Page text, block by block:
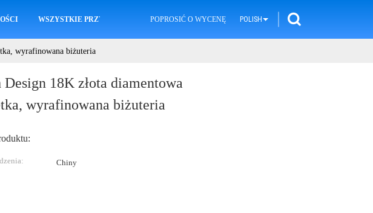
WSZYSTKIE PRZYPADKI POPROSIĆ O WYCENĘ POLISH
wyrafinowana biżuteria
Design 18K złota diamentowa
wyrafinowana biżuteria
Chiny